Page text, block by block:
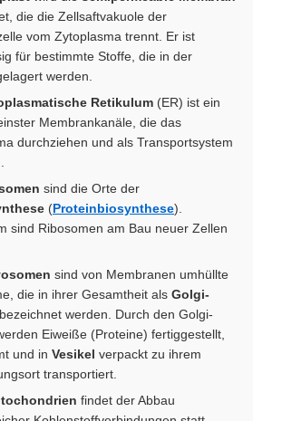
die die Zellsaftvakuole der
vom Zytoplasma trennt. Er ist
für bestimmte Stoffe, die in der
werden.
Retikulum (ER) ist ein
Membrankanäle, die das
durchziehen und als Transportsystem
sind die Orte der
(Proteinbiosynthese).
sind Ribosomen am Bau neuer Zellen
sind von Membranen umhüllte
die in ihrer Gesamtheit als Golgi-
bezeichnet werden. Durch den Golgi-
Eiweiße (Proteine) fertiggestellt,
und in Vesikel verpackt zu ihrem
transportiert.
findet der Abbau